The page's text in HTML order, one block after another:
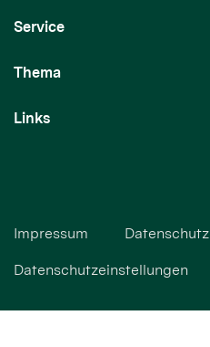
Service
Thema
Links
Impressum Datenschutz
Datenschutzeinstellungen